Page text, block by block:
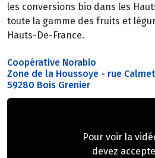
les conversions bio dans les
toute la gamme des fruits et
Hauts-De-France.
Coopérative Norabio
Zone de la Houssoye - rue
59280 Bois Grenier
Pour voir la
devez